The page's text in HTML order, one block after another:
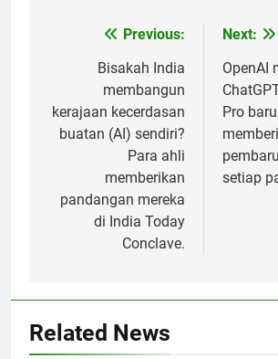
navigation
Previous:
Bisakah India
membangun
kerajaan kecerdasan
buatan (AI) sendiri?
Para ahli
memberikan
pandangan mereka
di India Today
Conclave.
Next:
OpenAI
Pro
setiap
Related News